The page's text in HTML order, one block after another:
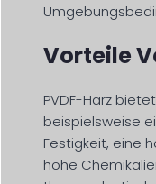
Vorteile
PVDF-Harz
beispielsweise
Festigkeit, eine
hohe